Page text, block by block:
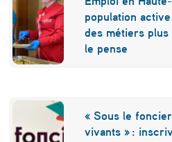
s
a
u
e
r
population
des métiers plus
le pense
« Sous le
vivants » :